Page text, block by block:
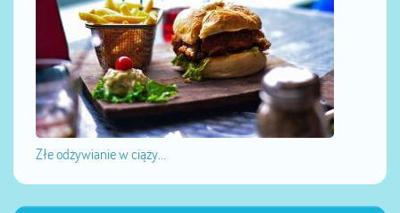
Złe odżywianie w ciąży...